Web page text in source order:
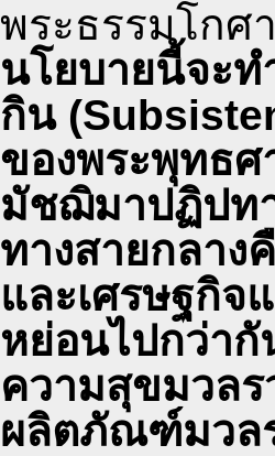
พระธรรมโกศ
นโยบายนี้จะท
กิน
ของพระพุทธศ
มัชฌิมาปฏิปท
ทางสายกลาง
และเศรษฐกิ
หย่อนไปกว่า
ความสุขมวลร
ผลิตภัณฑ์มวล